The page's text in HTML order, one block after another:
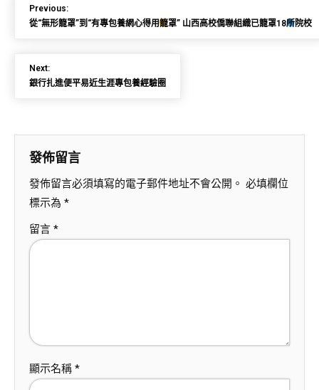
Previous:
從“無形籠罩”到“有專包養網心得用籠罩” 山西高校僑聯組織已籠罩18所院校
Next:
銀行扎進便平易近生涯專包養經驗圈
發佈留言
發佈留言必須填寫的電子郵件地址不會公開。 必填欄位
標示為 *
留言 *
顯示名稱 *